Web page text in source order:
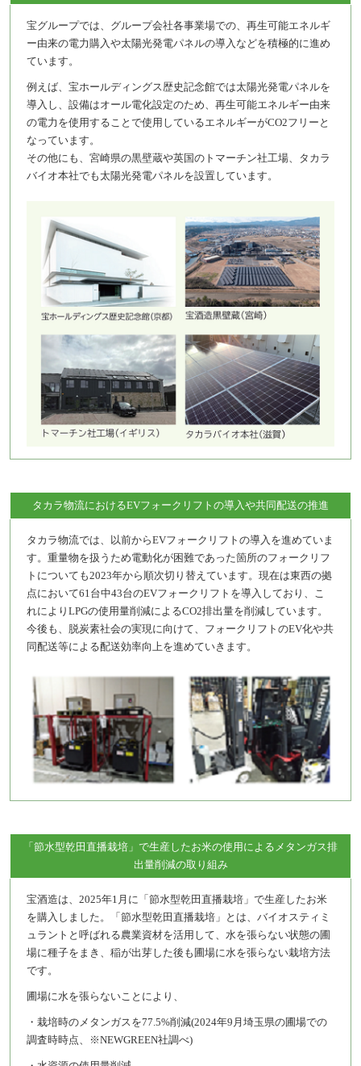
宝グループでは、グループ会社各事業場での、再生可能エネルギ
ー由来の電力購入や太陽光発電パネルの導入などを積極的に進め
ています。
例えば、宝ホールディングス歴史記念館では太陽光発電パネルを
導入し、設備はオール電化設定のため、再生可能エネルギー由来
の電力を使用することで使用しているエネルギーがCO2フリーと
なっています。
その他にも、宮崎県の黒壁蔵や英国のトマーチン社工場、タカラ
バイオ本社でも太陽光発電パネルを設置しています。
タカラ物流におけるEVフォークリフトの導入や共同配送の推進
タカラ物流では、以前からEVフォークリフトの導入を進めていま
す。重量物を扱うため電動化が困難であった箇所のフォークリフ
トについても2023年から順次切り替えています。現在は東西の拠
点において61台中43台のEVフォークリフトを導入しており、こ
れによりLPGの使用量削減によるCO2排出量を削減しています。
今後も、脱炭素社会の実現に向けて、フォークリフトのEV化や共
同配送等による配送効率向上を進めていきます。
「節水型乾田直播栽培」で生産したお米の使用によるメタンガス排
出量削減の取り組み
宝酒造は、2025年1月に「節水型乾田直播栽培」で生産したお米
を購入しました。「節水型乾田直播栽培」とは、バイオスティミ
ュラントと呼ばれる農業資材を活用して、水を張らない状態の圃
場に種子をまき、稲が出芽した後も圃場に水を張らない栽培方法
です。
圃場に水を張らないことにより、
・栽培時のメタンガスを77.5%削減(2024年9月埼玉県の圃場での
調査時時点、※NEWGREEN社調べ)